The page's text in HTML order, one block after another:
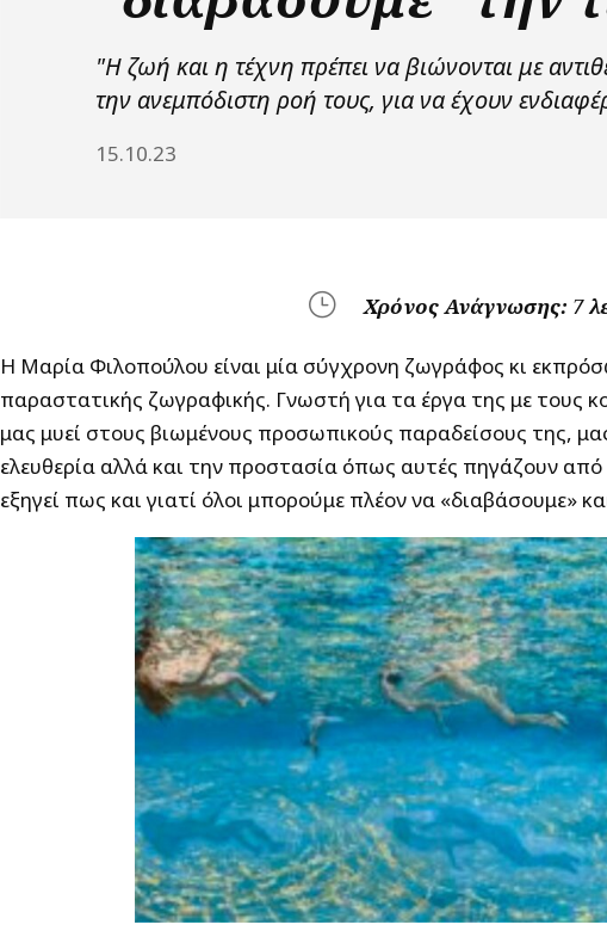
"Η ζωή και η τέχνη πρέπει να βιώνονται με
την ανεμπόδιστη ροή τους, για να έχουν
15.10.23
} Χρόνος Ανάγνωσης: 7
Η Μαρία Φιλοπούλου είναι μία σύγχρονη ζωγράφος κι
παραστατικής ζωγραφικής. Γνωστή για τα έργα της με τους
μας μυεί στους βιωμένους προσωπικούς παραδείσους της,
ελευθερία αλλά και την προστασία όπως αυτές πηγάζουν από
εξηγεί πως και γιατί όλοι μπορούμε πλέον να «διαβάσουμε»